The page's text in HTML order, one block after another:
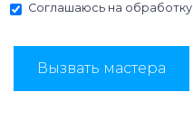
Соглашаюсь на
Вызвать мастера